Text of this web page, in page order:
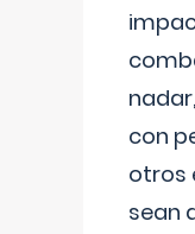
con
otros
sean